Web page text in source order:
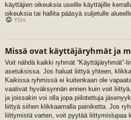
käyttäjien oikeuksia useille käyttäjille
oikeuksia tai hallita pääsyä suljetulle
Ylös
Missä ovat käyttäjäryhmät ja
Voit nähdä kaikki ryhmät “Käyttäjäryhmät”-
asetuksissa. Jos haluat liittyä yhteen,
Kaikissa ryhmissä ei kuitenkaan ole
vaativat hyväksynnän ennen kuin voit
ja joissakin voi olla jopa piilotettuja
liittyä siihen klikkaamalla painiketta. Jos
liittymistä varten, voit pyytää liittymislupaa